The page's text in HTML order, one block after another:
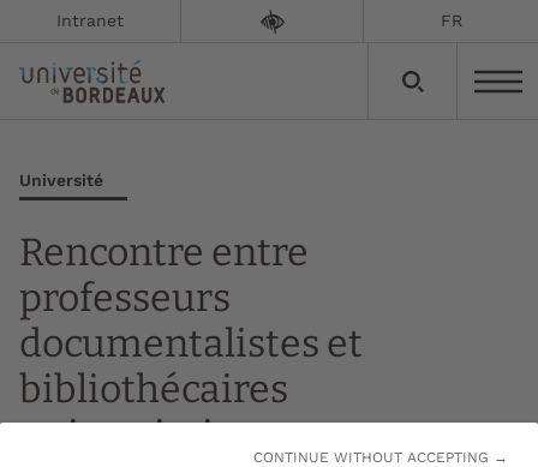
CONTINUE WITHOUT ACCEPTING →
Intranet FR
Université
Rencontre entre
professeurs
documentalistes et
bibliothécaires
universitaires